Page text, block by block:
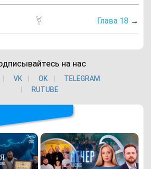
Глава 18 →
на нас
VK ОK
TELEGRAM
RUTUBE